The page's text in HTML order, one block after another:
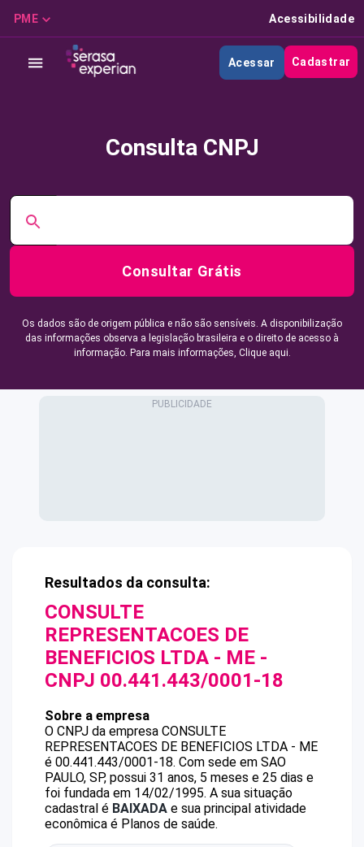
PME Acessibilidade
Acessar Cadastrar
Consulta CNPJ
Consultar Grátis
Os dados são de origem pública e não são sensíveis. A disponibilização
das informações observa a legislação brasileira e o direito de acesso à
informação. Para mais informações, Clique aqui.
Resultados da consulta:
CONSULTE
REPRESENTACOES DE
BENEFICIOS LTDA - ME -
CNPJ 00.441.443/0001-18
Sobre a empresa
O CNPJ da empresa CONSULTE
REPRESENTACOES DE BENEFICIOS LTDA - ME
é 00.441.443/0001-18. Com sede em SAO
PAULO, SP, possui 31 anos, 5 meses e 25 dias e
foi fundada em 14/02/1995. A sua situação
cadastral é BAIXADA e sua principal atividade
econômica é Planos de saúde.